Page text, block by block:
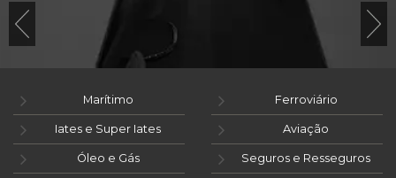
Marítimo
Iates e Super Iates
Óleo e Gás
Ferroviário
Aviação
Seguros e Resseguros